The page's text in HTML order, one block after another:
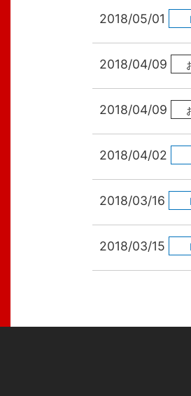
2018/05/01
2018/04/09
2018/04/09
2018/04/02
2018/03/16
2018/03/15